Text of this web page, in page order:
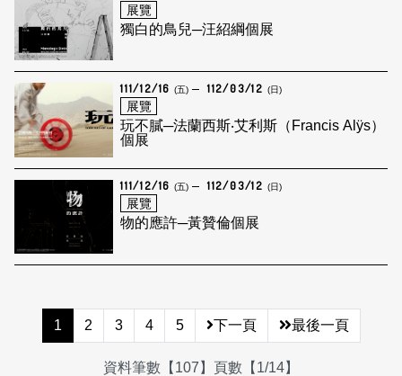
展覽
獨白的鳥兒─汪紹綱個展
111/12/16 (五) 112/03/12 (日)
展覽
玩不膩─法蘭西斯‧艾利斯（Francis Alÿs）
個展
111/12/16 (五) 112/03/12 (日)
展覽
物的應許─黃贊倫個展
1 2 3 4 5 下一頁 最後一頁
資料筆數【107】頁數【1/14】